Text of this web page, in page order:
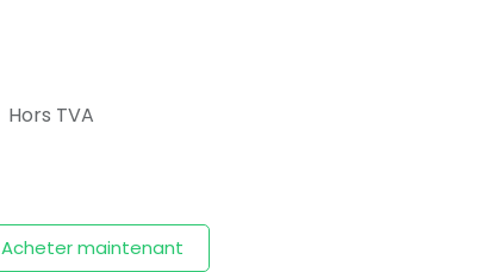
Hors TVA
Acheter maintenant